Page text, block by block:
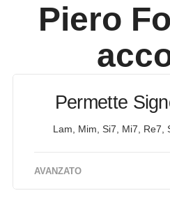
Piero
Permette
Lam, Mim, Si7, Mi7, Re7,
AVANZATO